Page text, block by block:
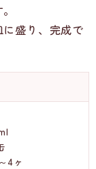
盛り、完成で
4ヶ